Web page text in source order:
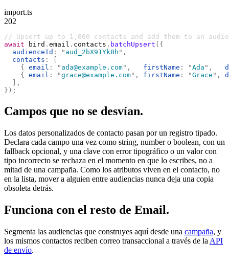
import.ts
202
// Upsert up to 1,000 contacts and add them to an
await bird . email . contacts . batchUpsert ({
  audienceId
: " aud_2bX91Yk8h " ,
  contacts
:
    {
email : " ada@example.com" ,
   firstName
: "Ada " ,
    {
email : "grace@example.com" , firstName : "Grace " ,
  ],
});
Campos que no se desvían.
Los datos personalizados de contacto pasan por un registro tipado.
Declara cada campo una vez como string, number o boolean, con un
fallback opcional, y una clave con error tipográfico o un valor con
tipo incorrecto se rechaza en el momento en que lo escribes, no a
mitad de una campaña. Como los atributos viven en el contacto, no
en la lista, mover a alguien entre audiencias nunca deja una copia
obsoleta detrás.
Funciona con el resto de Email.
Segmenta las audiencias que construyes aquí desde una campaña, y
los mismos contactos reciben correo transaccional a través de la API
de envío.